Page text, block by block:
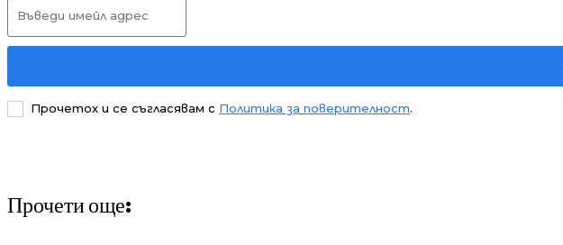
Прочетох и се съгласявам с Политика за поверителност.
Прочети още: